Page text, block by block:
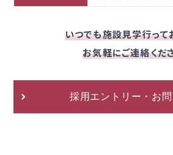
いつでも施設見学行って
お気軽にご連絡くだ
採用エントリー・お